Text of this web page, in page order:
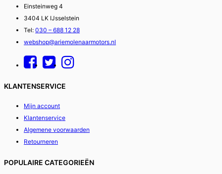
Einsteinweg 4
3404 LK IJsselstein
Tel: 030 – 688 12 28
webshop@ariemolenaarmotors.nl
KLANTENSERVICE
Mijn account
Klantenservice
Algemene voorwaarden
Retourneren
POPULAIRE CATEGORIEËN